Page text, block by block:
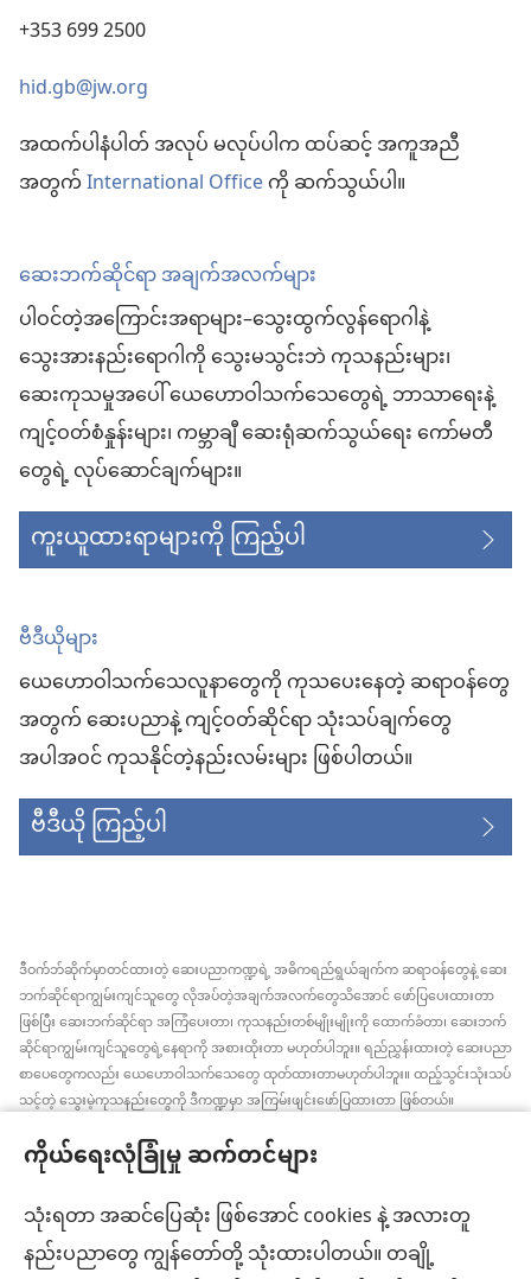
ကိုယ်ရေးလုံခြုံမှု ဆက်တင်များ
သုံးရတာ အဆင်ပြေဆုံး ဖြစ်အောင် cookies နဲ့ အလားတူ
နည်းပညာတွေ ကျွန်တော်တို့ သုံးထားပါတယ်။ တချို့
+353 699 2500
hid.gb@jw.org
အထက်ပါနံပါတ် အလုပ် မလုပ်ပါက ထပ်ဆင့် အကူအညီ
အတွက်International Officeကို ဆက်သွယ်ပါ။
ဆေးဘက်ဆိုင်ရာ အချက်အလက်များ
ပါဝင်တဲ့အကြောင်းအရာများ–သွေးထွက်လွန်ရောဂါနဲ့
သွေးအားနည်းရောဂါကို သွေးမသွင်းဘဲ ကုသနည်းများ၊
ဆေးကုသမှုအပေါ် ယေဟောဝါသက်သေတွေရဲ့ ဘာသာရေးနဲ့
ကျင့်ဝတ်စံနှုန်းများ၊ ကမ္ဘာချီ ဆေးရုံဆက်သွယ်ရေး ကော်မတီ
တွေရဲ့ လုပ်ဆောင်ချက်များ။
ကူးယူထားရာများကို ကြည့်ပါ
ဗီဒီယိုများ
ယေဟောဝါသက်သေလူနာတွေကို ကုသပေးနေတဲ့ ဆရာဝန်တွေ
အတွက် ဆေးပညာနဲ့ ကျင့်ဝတ်ဆိုင်ရာ သုံးသပ်ချက်တွေ
အပါအဝင် ကုသနိုင်တဲ့နည်းလမ်းများ ဖြစ်ပါတယ်။
ဗီဒီယို ကြည့်ပါ
ဒီဝက်ဘ်ဆိုက်မှာတင်ထားတဲ့ ဆေးပညာကဏ္ဍရဲ့ အဓိကရည်ရွယ်ချက်က ဆရာဝန်တွေနဲ့ ဆေး
ဘက်ဆိုင်ရာကျွမ်းကျင်သူတွေ လိုအပ်တဲ့အချက်အလက်တွေသိအောင် ဖော်ပြပေးထားတာ
ဖြစ်ပြီး ဆေးဘက်ဆိုင်ရာ အကြံပေးတာ၊ ကုသနည်းတစ်မျိုးမျိုးကို ထောက်ခံတာ၊ ဆေးဘက်
ဆိုင်ရာကျွမ်းကျင်သူတွေရဲ့နေရာကို အစားထိုးတာ မဟုတ်ပါဘူး။ ရည်ညွှန်းထားတဲ့ ဆေးပညာ
စာပေတွေကလည်း ယေဟောဝါသက်သေတွေ ထုတ်ထားတာမဟုတ်ပါဘူး။ ထည့်သွင်းသုံးသပ်
သင့်တဲ့ သွေးမဲ့ကုသနည်းတွေကို ဒီကဏ္ဍမှာ အကြမ်းဖျင်းဖော်ပြထားတာ ဖြစ်တယ်။
အခြေအနေနဲ့ပတ်သက်ပြီး လူနာရှင်တွေရဲ့ ဆန္ဒ၊ ဘာသာရေးယုံကြည်ချက်အတိုင်း လုပ်ဆောင်
ပေးဖို့က ဆေးဘက်ဆိုင်ရာကျွမ်းကျင်သူတစ်ဦးချင်းစီရဲ့တာဝန် ဖြစ်ပါတယ်။ ဒီကဏ္ဍထဲက
အကြံပြုချက်အားလုံးဟာ လူနာအားလုံးအတွက် သင့်တော်တာ၊ လက်ခံနိုင်စရာ ဖြစ်ချင်မှဖြစ်
ပါလိမ့်မယ်။
လူနာများ– ကျန်းမာရေးအခြေအနေ၊ ကုသနည်းတွေနဲ့ပတ်သက်ပြီး ဆရာဝန်တွေ၊ ဆေးဘက်